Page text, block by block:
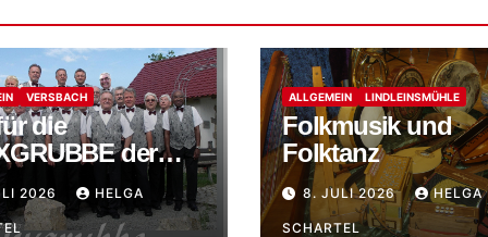
VERSBACH
die
der
Versbach
2026 HELGA
ALLGEMEIN LINDLEINSMÜHLE
Folkmusik und
Folktanz
8. JULI 2026 HELGA
SCHARTEL